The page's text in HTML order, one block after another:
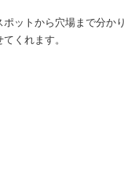
トから穴場まで分
くれます。